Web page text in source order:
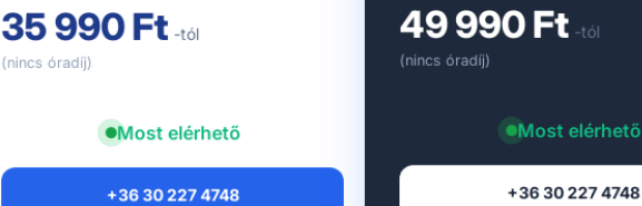
35 990 Ft -tól
(nincs óradíj)
Most elérhető
+36 30 227 4748
49 990 Ft -tól
(nincs óradíj)
Most elérhető
+36 30 227 4748